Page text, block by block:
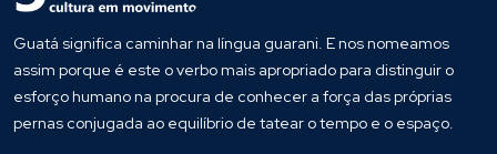
Guatá significa caminhar na língua guarani. E nos nomeamos
assim porque é este o verbo mais apropriado para distinguir o
esforço humano na procura de conhecer a força das próprias
pernas conjugada ao equilíbrio de tatear o tempo e o espaço.